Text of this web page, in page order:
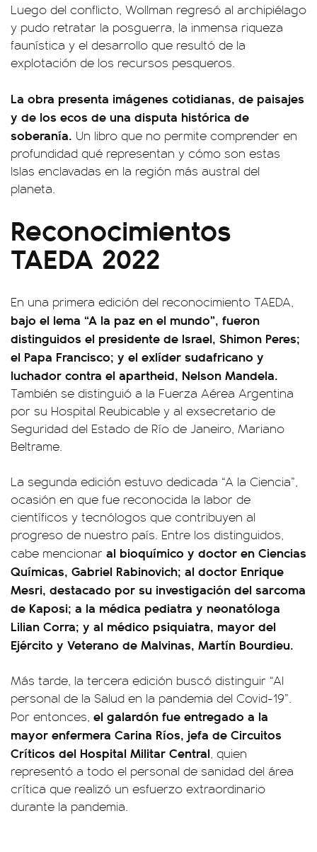
Luego del conflicto, Wollman regresó al archipiélago
y pudo retratar la posguerra, la inmensa riqueza
faunística y el desarrollo que resultó de la
explotación de los recursos pesqueros.
La obra presenta imágenes cotidianas, de paisajes
y de los ecos de una disputa histórica de
soberanía. Un libro que no permite comprender en
profundidad qué representan y cómo son estas
Islas enclavadas en la región más austral del
planeta.
Reconocimientos
TAEDA 2022
En una primera edición del reconocimiento TAEDA,
bajo el lema “A la paz en el mundo”, fueron
distinguidos el presidente de Israel, Shimon Peres;
el Papa Francisco; y el exlíder sudafricano y
luchador contra el apartheid, Nelson Mandela.
También se distinguió a la Fuerza Aérea Argentina
por su Hospital Reubicable y al exsecretario de
Seguridad del Estado de Río de Janeiro, Mariano
Beltrame.
La segunda edición estuvo dedicada “A la Ciencia”,
ocasión en que fue reconocida la labor de
científicos y tecnólogos que contribuyen al
progreso de nuestro país. Entre los distinguidos,
cabe mencionar al bioquímico y doctor en Ciencias
Químicas, Gabriel Rabinovich; al doctor Enrique
Mesri, destacado por su investigación del sarcoma
de Kaposi; a la médica pediatra y neonatóloga
Lilian Corra; y al médico psiquiatra, mayor del
Ejército y Veterano de Malvinas, Martín Bourdieu.
Más tarde, la tercera edición buscó distinguir “Al
personal de la Salud en la pandemia del Covid-19”.
Por entonces, el galardón fue entregado a la
mayor enfermera Carina Ríos, jefa de Circuitos
Críticos del Hospital Militar Central, quien
representó a todo el personal de sanidad del área
crítica que realizó un esfuerzo extraordinario
durante la pandemia.